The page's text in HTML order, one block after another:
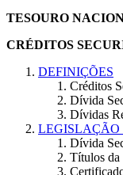
TESOURO
CRÉDITOS
DEFINIÇÕES
Créditos
Dívida
Dívidas
LEGISLAÇÃO
Dívida
Títulos